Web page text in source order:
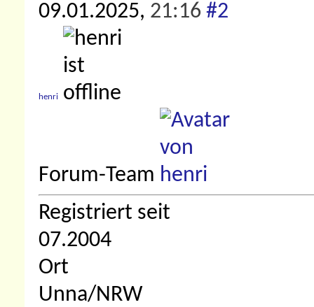
09.01.2025, 21:16 #2
henri
Forum-Team
Registriert seit
07.2004
Ort
Unna/NRW